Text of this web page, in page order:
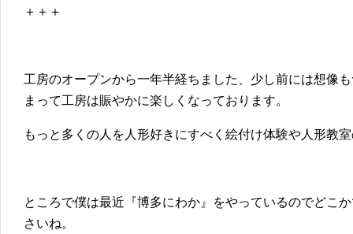
＋＋＋
工房のオープンから一年半経ちました、少し前には想像
まって工房は賑やかに楽しくなっております。
もっと多くの人を人形好きにすべく絵付け体験や人形教
ところで僕は最近『博多にわか』をやっているのでどこ
さいね。